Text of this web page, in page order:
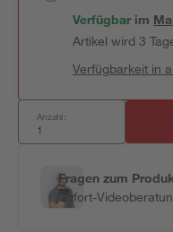
Verfügbar im
Artikel wird 3
Verfügbarkeit in
Anzahl:
Fragen zum
Sofort-